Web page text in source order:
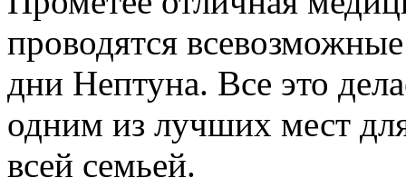
проводятся
дни Нептуна. Все это
одним из лучших мест
всей семьей.